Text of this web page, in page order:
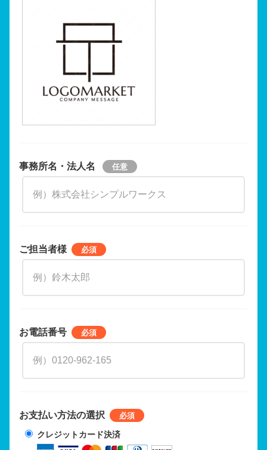
事務所名・法人名
ご担当者様
お電話番号
お支払い方法の選択
クレジットカード決済